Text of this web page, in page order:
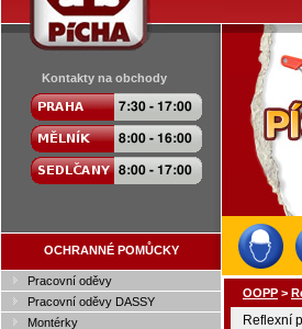
Kontakty na obchody
OCHRANNÉ POMŮCKY
Pracovní oděvy
Pracovní oděvy DASSY
Montérky
OOPP >
Reflexní